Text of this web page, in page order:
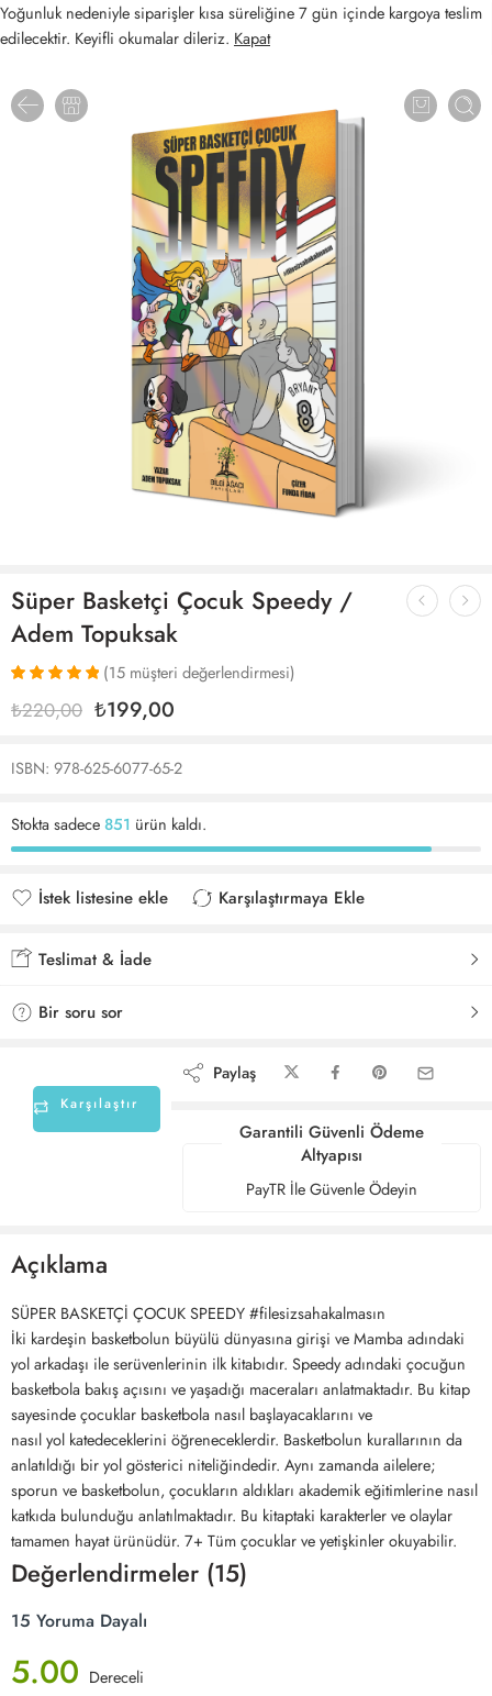
Yoğunluk nedeniyle siparişler kısa süreliğine 7 gün içinde kargoya teslim
edilecektir. Keyifli okumalar dileriz. Kapat
Süper Basketçi Çocuk Speedy /
Adem Topuksak
puanına
5.00puan
(15müşteri değerlendirmesi)
₺220,00 ₺199,00
ISBN: 978-625-6077-65-2
Stokta sadece851 ürün kaldı.
İstek listesine ekle
Karşılaştırmaya Ekle
Teslimat & İade
Bir soru sor
Karşılaştır
Paylaş
Garantili Güvenli Ödeme
Altyapısı
PayTR İle Güvenle Ödeyin
Açıklama
SÜPER BASKETÇİ ÇOCUK SPEEDY #filesizsahakalmasın
İki kardeşin basketbolun büyülü dünyasına girişi ve Mamba adındaki
yol arkadaşı ile serüvenlerinin ilk kitabıdır. Speedy adındaki çocuğun
basketbola bakış açısını ve yaşadığı maceraları anlatmaktadır. Bu kitap
sayesinde çocuklar basketbola nasıl başlayacaklarını ve
nasıl yol katedeceklerini öğreneceklerdir. Basketbolun kurallarının da
anlatıldığı bir yol gösterici niteliğindedir. Aynı zamanda ailelere;
sporun ve basketbolun, çocukların aldıkları akademik eğitimlerine nasıl
katkıda bulunduğu anlatılmaktadır. Bu kitaptaki karakterler ve olaylar
tamamen hayat ürünüdür. 7+ Tüm çocuklar ve yetişkinler okuyabilir.
Değerlendirmeler (15)
15 Yoruma Dayalı
5.00 Dereceli